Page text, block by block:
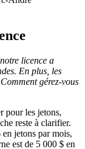
licence a
En plus, les
gérez-vous
pour les jetons,
reste à clarifier.
jetons par mois,
est de 5 000 $ en